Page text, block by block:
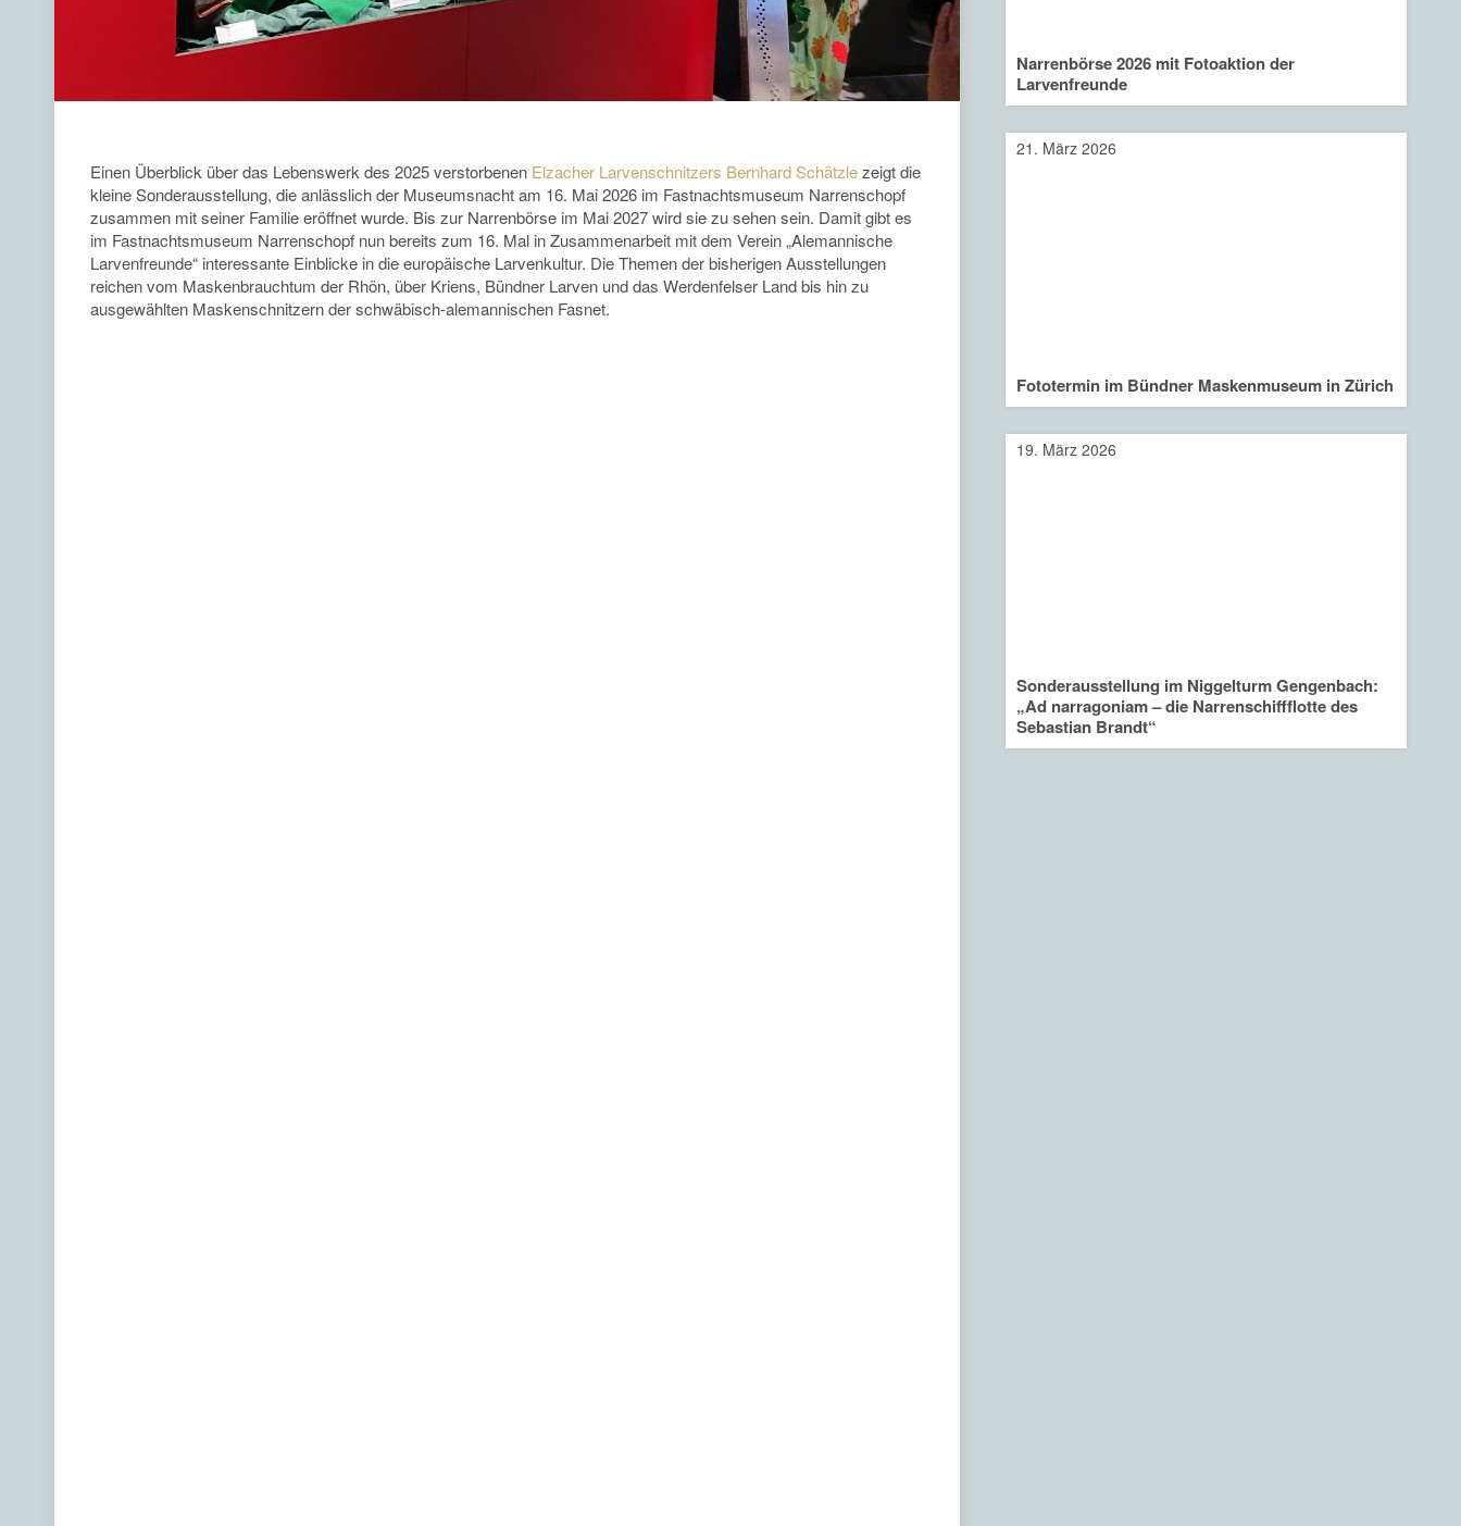
Einen Überblick über das Lebenswerk des 2025 verstorbenen Elzacher Larvenschnitzers Bernhard Schätzlezeigt die
kleine Sonderausstellung, die anlässlich der Museumsnacht am 16. Mai 2026 im Fastnachtsmuseum Narrenschopf
zusammen mit seiner Familie eröffnet wurde. Bis zur Narrenbörse im Mai 2027 wird sie zu sehen sein. Damit gibt es
im Fastnachtsmuseum Narrenschopf nun bereits zum 16. Mal in Zusammenarbeit mit dem Verein „Alemannische
Larvenfreunde“ interessante Einblicke in die europäische Larvenkultur. Die Themen der bisherigen Ausstellungen
reichen vom Maskenbrauchtum der Rhön, über Kriens, Bündner Larven und das Werdenfelser Land bis hin zu
ausgewählten Maskenschnitzern der schwäbisch-alemannischen Fasnet.
Narrenbörse 2026 mit Fotoaktion der
Larvenfreunde
Fototermin im Bündner Maskenmuseum in Zürich
21. März 2026
Sonderausstellung im Niggelturm Gengenbach:
„Ad narragoniam – die Narrenschiffflotte des
Sebastian Brandt“
19. März 2026